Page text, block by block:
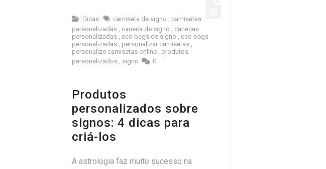
Dicas camiseta de signo , camisetas
personalizadas , caneca de signo , canecas
personalizadas , eco bags de signo , eco bags
personalizadas , personalizar camisetas ,
personalize camisetas online , produtos
personalizados , signo 0
Produtos
personalizados sobre
signos: 4 dicas para
criá-los
A astrologia faz muito sucesso na